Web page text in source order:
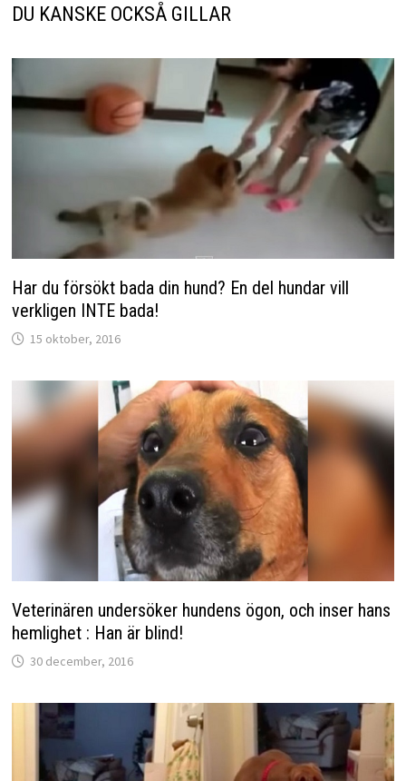
DU KANSKE OCKSÅ GILLAR
Har du försökt bada din hund? En del hundar vill
verkligen INTE bada!
15 oktober, 2016
Veterinären undersöker hundens ögon, och inser hans
hemlighet : Han är blind!
30 december, 2016